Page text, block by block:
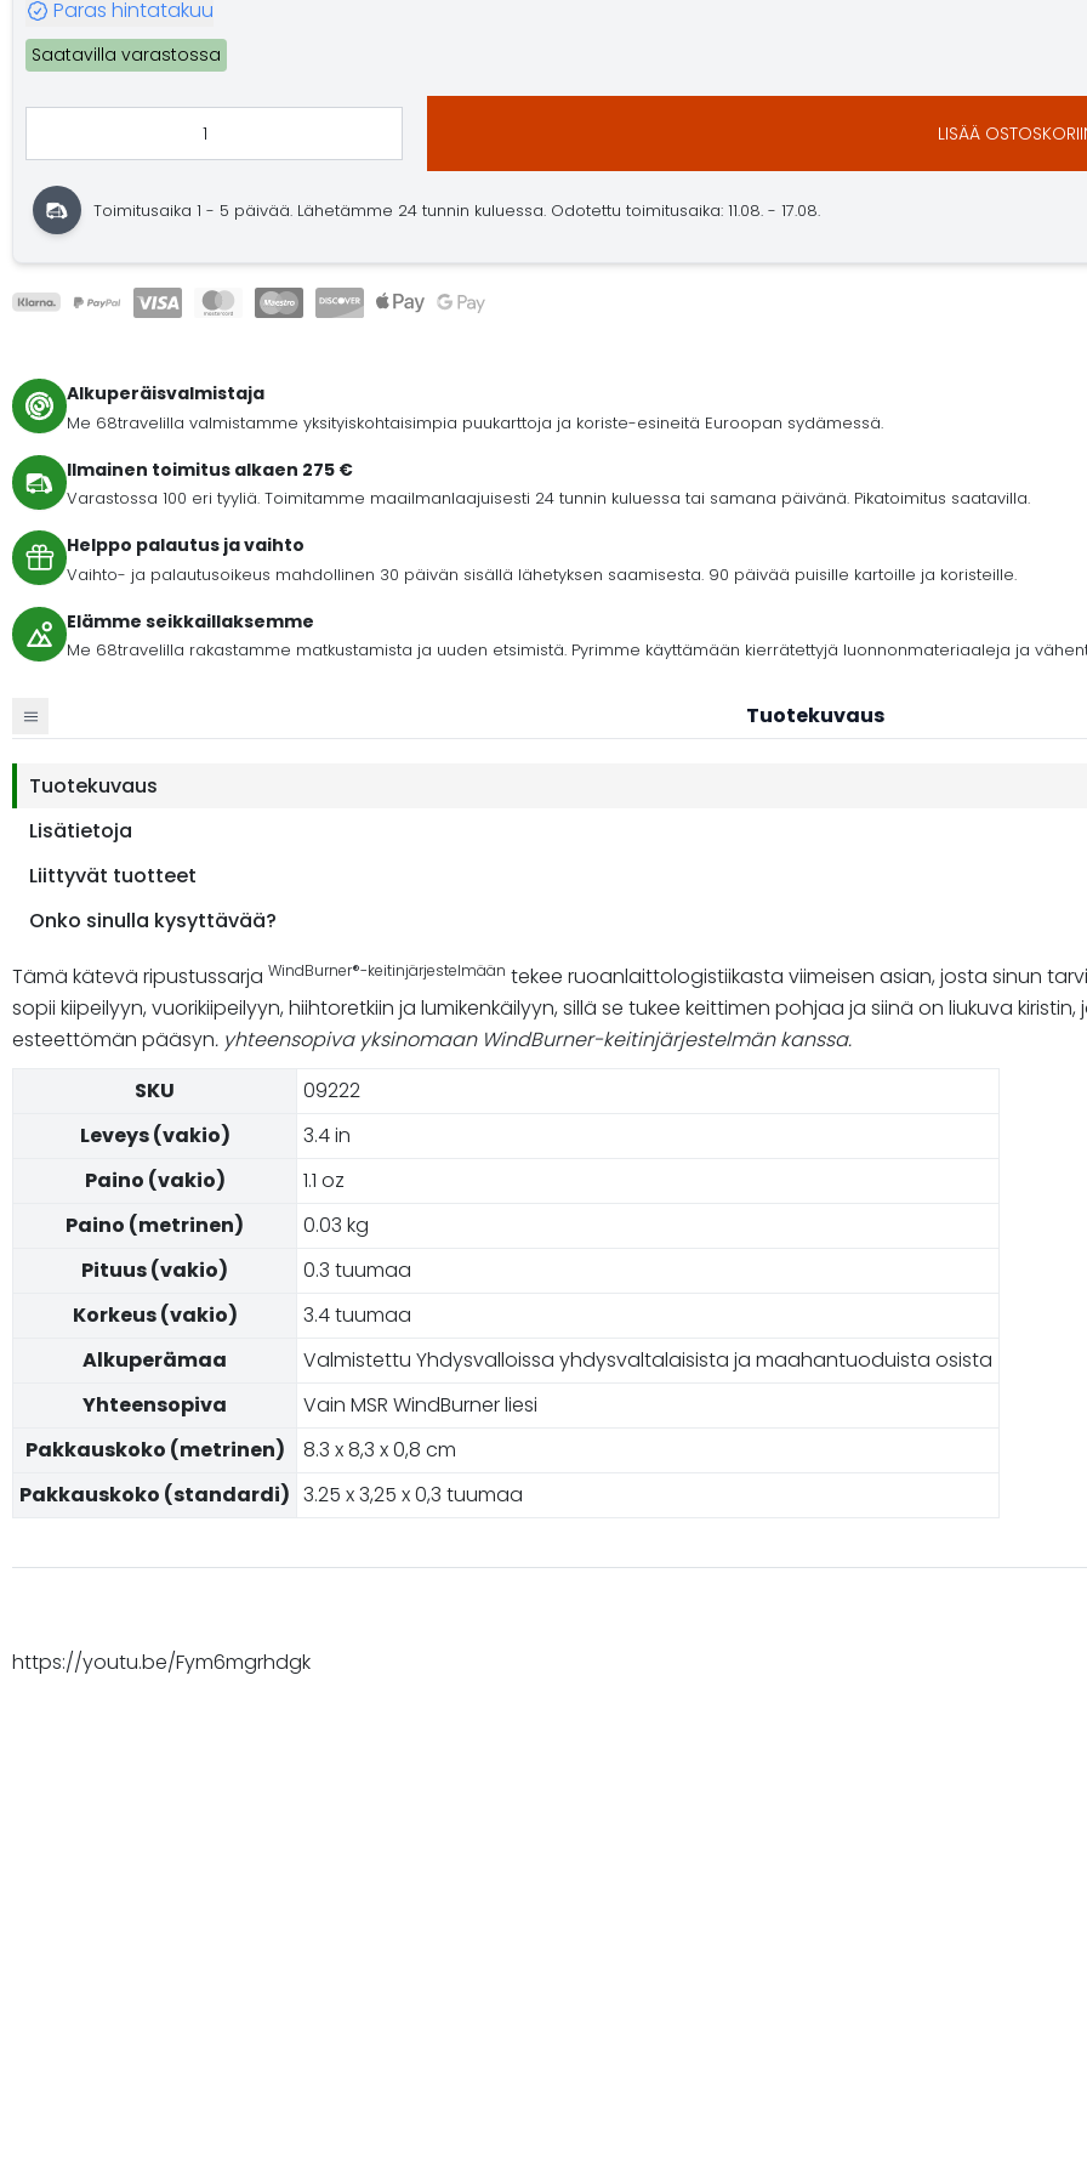
Paras hintatakuu
Saatavilla varastossa
LISÄÄ
Toimitusaika 1 - 5 päivää. Lähetämme 24 tunnin kuluessa. Odotettu toimitusaika: 11.08. - 17.08.
Alkuperäisvalmistaja
Me 68travelilla valmistamme yksityiskohtaisimpia puukarttoja ja koriste-esineitä Euroopan sydämessä.
Ilmainen toimitus alkaen 275 €
Varastossa 100 eri tyyliä. Toimitamme maailmanlaajuisesti 24 tunnin kuluessa tai samana päivänä. Pikatoimitus saatavilla.
Helppo palautus ja vaihto
Vaihto- ja palautusoikeus mahdollinen 30 päivän sisällä lähetyksen saamisesta. 90 päivää puisille kartoille ja koristeille.
Elämme seikkaillaksemme
Me 68travelilla rakastamme matkustamista ja uuden etsimistä. Pyrimme käyttämään kierrätettyjä luonnonmateriaaleja ja
Tuotekuvaus
Tuotekuvaus
Lisätietoja
Liittyvät tuotteet
Onko sinulla kysyttävää?
Tämä kätevä ripustussarja WindBurner®-keitinjärjestelmään tekee ruoanlaittologistiikasta viimeisen asian, josta sinun
sopii kiipeilyyn, vuorikiipeilyyn, hiihtoretkiin ja lumikenkäilyyn, sillä se tukee keittimen pohjaa ja siinä on liukuva
esteettömän pääsyn. yhteensopiva yksinomaan WindBurner-keitinjärjestelmän kanssa.
SKU
09222
Leveys (vakio)
3.4 in
Paino (vakio)
1.1 oz
Paino (metrinen)
0.03 kg
Pituus (vakio)
0.3 tuumaa
Korkeus (vakio)
3.4 tuumaa
Alkuperämaa
Valmistettu Yhdysvalloissa yhdysvaltalaisista ja maahantuoduista osista
Yhteensopiva
Vain MSR WindBurner liesi
Pakkauskoko (metrinen)
8.3 x 8,3 x 0,8 cm
Pakkauskoko (standardi) 3.25 x 3,25 x 0,3 tuumaa
https://youtu.be/Fym6mgrhdgk